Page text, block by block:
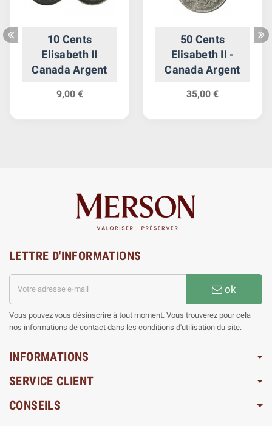
10 Cents
Elisabeth II
Canada Argent
9,00 €
50 Cents
Elisabeth II -
Canada Argent
35,00 €
LETTRE D'INFORMATIONS
ok
Vous pouvez vous désinscrire à tout moment. Vous trouverez pour cela
nos informations de contact dans les conditions d'utilisation du site.
INFORMATIONS
SERVICE CLIENT
CONSEILS